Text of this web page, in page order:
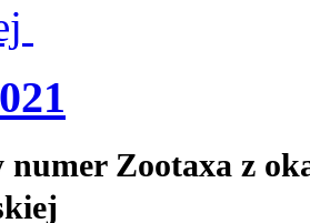
numer Zootaxa z